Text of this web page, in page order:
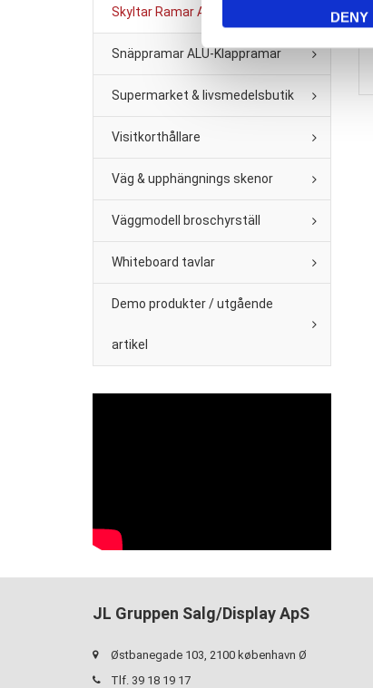
DENY
Skyltar Ramar A2 -A6
Snäppramar ALU-Klappramar
Supermarket & livsmedelsbutik
Visitkorthållare
Väg & upphängnings skenor
Väggmodell broschyrställ
Whiteboard tavlar
Demo produkter / utgående
artikel
JL Gruppen Salg/Display ApS
Østbanegade 103, 2100 københavn Ø
Tlf. 39 18 19 17